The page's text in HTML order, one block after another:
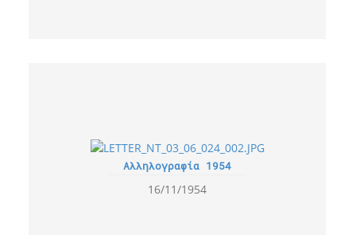
Αλληλογραφία 1954
16/11/1954